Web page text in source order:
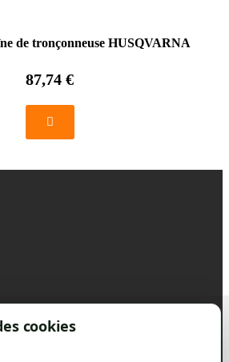
cookies
de tronçonneuse HUSQVARNA
87,74 €